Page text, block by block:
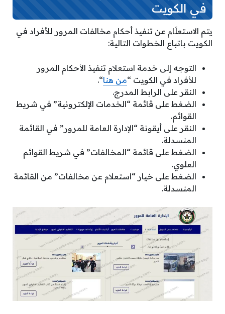
في الكويت
يتم الاستعلَام عن تنفيذ أحكام مخالفات المرور للأفراد في
الكويت باتباع الخطوات التالية:
التوجه إلى خدمة استعلام تنفيذ الأحكام المرور
للأفراد في الكويت “من هنا“.
النقر على الرابط المدرج.
الضغط على قائمة “الخدمات الإلكترونية” في شريط
القوائم.
النقر على أيقونة “الإدارة العامة للمرور” في القائمة
المنسدلة.
الضغط على قائمة “المخالفات” في شريط القوائم
العلوي.
الضغط على خيار “استعلام عن مخالفات” من القائمة
المنسدلة.